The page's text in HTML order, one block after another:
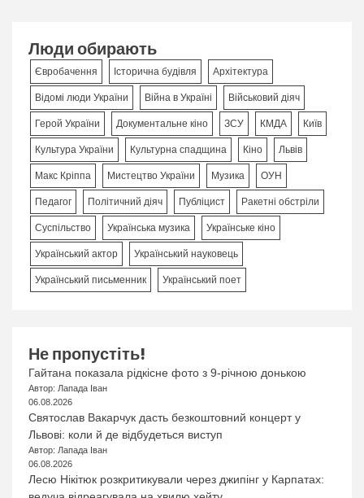
Люди обирають
Євробачення Історична будівля Архітектура
Відомі люди України Війна в Україні Військовий діяч
Герой України Документальне кіно ЗСУ КМДА Київ
Культура України Культурна спадщина Кіно Львів
Макс Кріппа Мистецтво України Музика ОУН
Педагог Політичний діяч Публіцист Ракетні обстріли
Суспільство Українська музика Українське кіно
Український актор Український науковець
Український письменник Український поет
Не пропустіть!
Гайтана показала рідкісне фото з 9-річною донькою
Автор: Лапада Іван
06.08.2026
Святослав Вакарчук дасть безкоштовний концерт у
Львові: коли й де відбудеться виступ
Автор: Лапада Іван
06.08.2026
Лесю Нікітюк розкритикували через джипінг у Карпатах: